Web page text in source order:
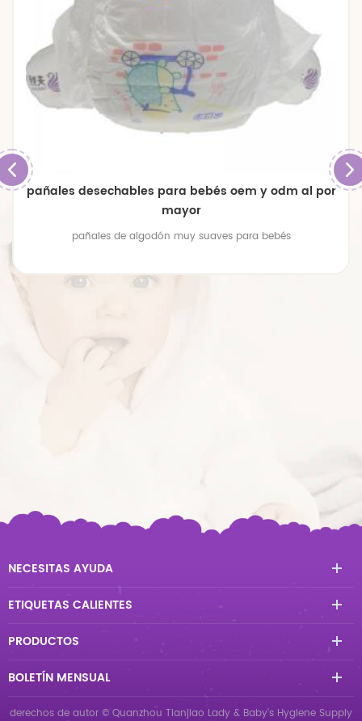
pañales desechables para bebés oem y odm al por
mayor
pañales de algodón muy suaves para bebés
NECESITAS AYUDA
ETIQUETAS CALIENTES
PRODUCTOS
BOLETÍN MENSUAL
derechos de autor © Quanzhou Tianjiao Lady & Baby's Hygiene Supply